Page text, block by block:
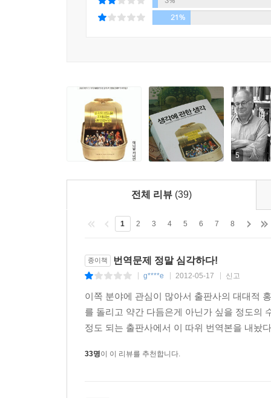
측정하는 데도 적용된다. 한 몸에 있는 서로 다
심오한 질문을 제기한다.
환경과 운을 과소평가하는 인간의 특성을 신랄
그리고 이 모든 주장과 저서의 기본 원칙은 바로
“애덤 스미스가 고전경제학의 아버지라면, 대니
마스터피스이지 역작이지만 그를 접하는 데 있어
이 책을 읽는 독자들은 소소한 곱셈 문제에서부
사건 등 수많은 문제를 맞닥뜨리게 될 것이다. 가
문제들은 모두 위대한 사회과학 이론의 토대가
집중하여 문제들을 대하라. 어느덧 어려워보이던
들어 생경했던 시스템 1과 시스템 2라는 용어
은 결국 인간의 행복을 증진시키기 위한 생각이
21%
5
전체 리뷰 (39)
1 2 3 4 5 6 7 8
종이책 번역문제 정말 심각하다!
g****e 2012-05-17 신고
이쪽 분야에 관심이 많아서 출판사의 대대적
를 돌리고 약간 다듬은게 아닌가 싶을 정도의
정도 되는 출판사에서 이 따위 번역본을 내놨
33명이 이 리뷰를 추천합니다.